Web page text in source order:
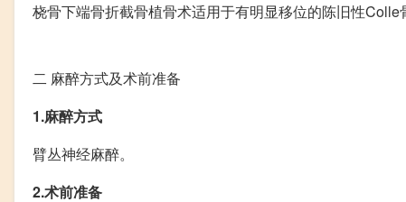
桡骨下端骨折截骨植骨术适用于有明显移位的陈旧性Colle
二 麻醉方式及术前准备
1.麻醉方式
臂丛神经麻醉。
2.术前准备